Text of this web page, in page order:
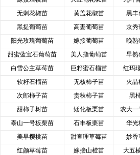
无刺花椒苗
黄盖花椒苗 黑丰
黑提葡萄苗
高妻葡萄苗 京秀
阳光玫瑰葡萄苗
嫁接葡萄苗 晚熟
甜蜜蓝宝石葡萄苗
美人指葡萄苗 早熟
白雪公主草莓苗
巨籽蜜石榴苗 红玛
软籽石榴苗
无核柿子苗 火晶
次郎柿子苗
贵秋柿子苗 黑
甜柿子树苗
矮化板栗苗 农大
泰山一号板栗苗
石丰板栗苗 华光
美早樱桃苗
甜查理草莓苗 妙香
红颜草莓苗
嫁接山楂苗 大五